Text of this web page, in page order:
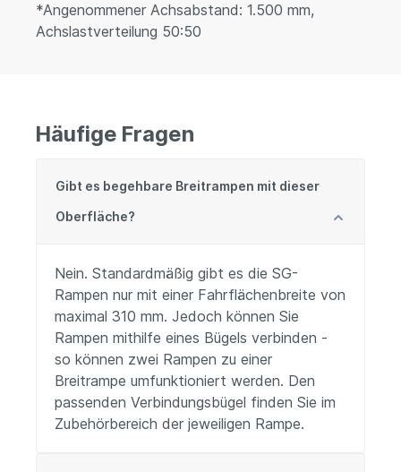
*Angenommener Achsabstand: 1.500 mm,
Achslastverteilung 50:50
Häufige Fragen
Gibt es begehbare Breitrampen mit dieser
Oberfläche?
Nein. Standardmäßig gibt es die SG-
Rampen nur mit einer Fahrflächenbreite von
maximal 310 mm. Jedoch können Sie
Rampen mithilfe eines Bügels verbinden -
so können zwei Rampen zu einer
Breitrampe umfunktioniert werden. Den
passenden Verbindungsbügel finden Sie im
Zubehörbereich der jeweiligen Rampe.